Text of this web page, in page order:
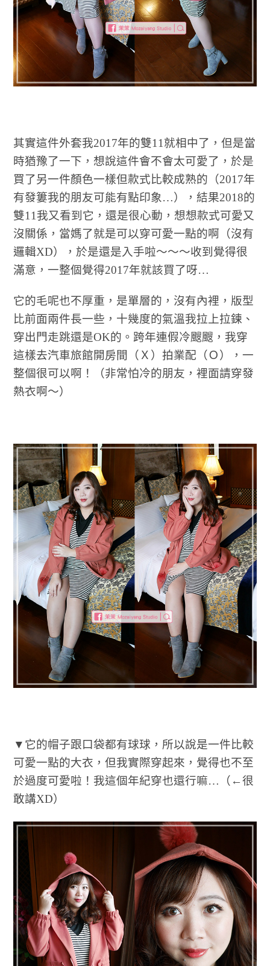
其實這件外套我2017年的雙11就相中了，但是當
時猶豫了一下，想說這件會不會太可愛了，於是
買了另一件顏色一樣但款式比較成熟的（2017年
有發簍我的朋友可能有點印象…），結果2018的
雙11我又看到它，還是很心動，想想款式可愛又
沒關係，當媽了就是可以穿可愛一點的啊（沒有
邏輯XD），於是還是入手啦～～～收到覺得很
滿意，一整個覺得2017年就該買了呀…
它的毛呢也不厚重，是單層的，沒有內裡，版型
比前面兩件長一些，十幾度的氣溫我拉上拉鍊、
穿出門走跳還是OK的。跨年連假冷颼颼，我穿
這樣去汽車旅館開房間（Ｘ）拍業配（Ｏ），一
整個很可以啊！（非常怕冷的朋友，裡面請穿發
熱衣啊～）
▼它的帽子跟口袋都有球球，所以說是一件比較
可愛一點的大衣，但我實際穿起來，覺得也不至
於過度可愛啦！我這個年紀穿也還行嘛…（←很
敢講XD）